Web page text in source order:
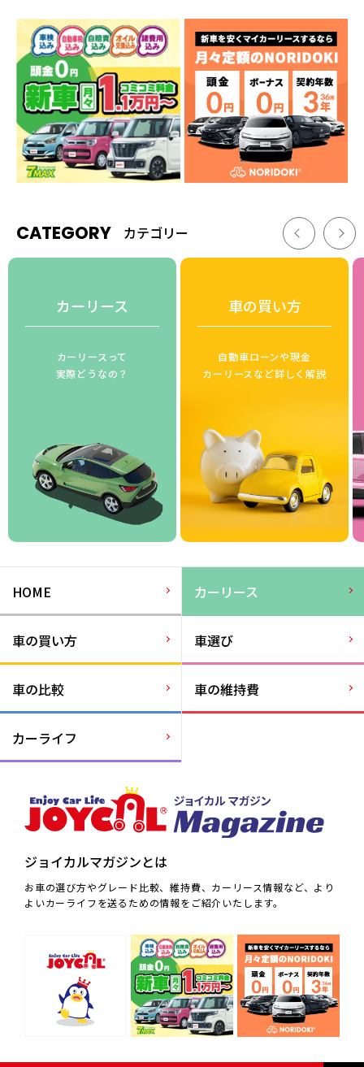
CATEGORY カテゴリー
カーリース
カーリースって
実際どうなの？
車の買い方
自動車ローンや現金
カーリースなど詳しく解説
HOME カーリース
車の買い方 車選び
車の比較 車の維持費
カーライフ
ジョイカルマガジンとは
お車の選び方やグレード比較、維持費、カーリース情報など、より
よいカーライフを送るための情報をご紹介いたします。